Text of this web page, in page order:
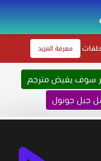
معرفة المزيد
سوف يفيض مترجم
جبل جونول